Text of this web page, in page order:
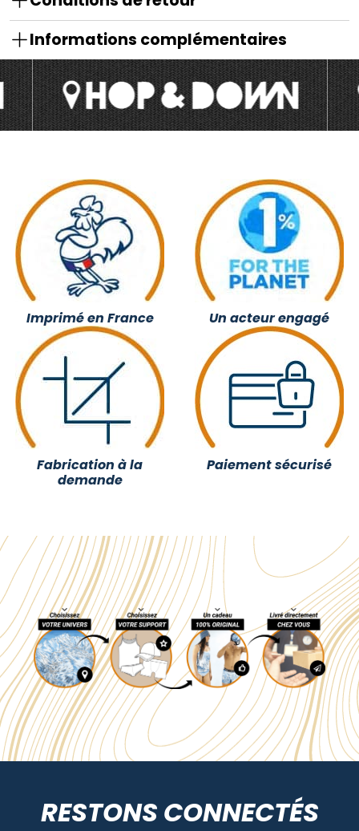
Informations complémentaires
Imprimé en France Un acteur engagé
Fabrication à la
demande
Paiement sécurisé
RESTONS CONNECTÉS